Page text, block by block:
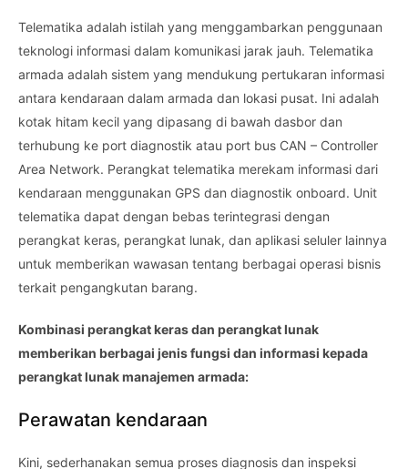
Telematika adalah istilah yang menggambarkan penggunaan
teknologi informasi dalam komunikasi jarak jauh. Telematika
armada adalah sistem yang mendukung pertukaran informasi
antara kendaraan dalam armada dan lokasi pusat. Ini adalah
kotak hitam kecil yang dipasang di bawah dasbor dan
terhubung ke port diagnostik atau port bus CAN – Controller
Area Network. Perangkat telematika merekam informasi dari
kendaraan menggunakan GPS dan diagnostik onboard. Unit
telematika dapat dengan bebas terintegrasi dengan
perangkat keras, perangkat lunak, dan aplikasi seluler lainnya
untuk memberikan wawasan tentang berbagai operasi bisnis
terkait pengangkutan barang.
Kombinasi perangkat keras dan perangkat lunak
memberikan berbagai jenis fungsi dan informasi kepada
perangkat lunak manajemen armada:
Perawatan kendaraan
Kini, sederhanakan semua proses diagnosis dan inspeksi